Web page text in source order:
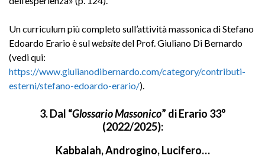
Un curriculum più completo sull’attività massonica di Stefano
Edoardo Erario è sulwebsitedel Prof. Giuliano Di Bernardo
(vedi qui:
https://www.giulianodibernardo.com/category/contributi-
esterni/stefano-edoardo-erario/).
3. Dal “Glossario Massonico” di Erario 33°
(2022/2025):
Kabbalah, Androgino, Lucifero…